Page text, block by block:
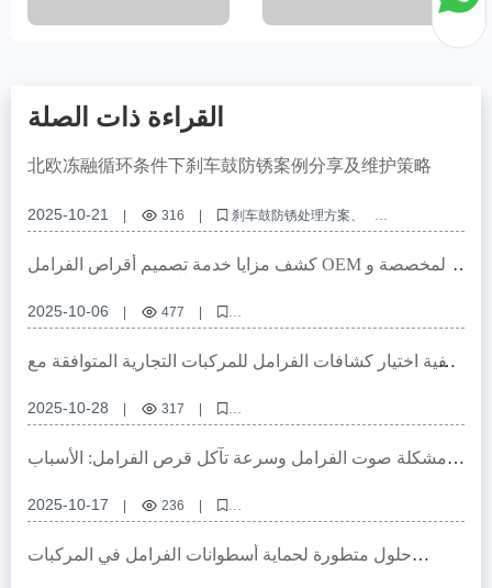
القراءة ذات الصلة
北欧冻融循环条件下刹车鼓防锈案例分享及维护策略
2025-10-21 316
刹车鼓防锈处理方案
北欧冻融环境刹车鼓防护
商用车制动系统防腐技术
刹车鼓防腐维护
冻融循环刹车鼓保护
كشف مزايا خدمة تصميم أقراص الفرامل OEM المخصصة و
2025-10-06 477
توافق أقراص الفرامل، ثقب تحديد عالي الدقة، اعتماد أوروبي E-mark، تصميم
أقراص الفرامل OEM المخصصة، تصميم توافق واجهة نظام الفراغ
كيفية اختيار كشافات الفرامل للمركبات التجارية المتوافقة مع
2025-10-28 317
معايير الاعتماد لكشافات الفرامل للمركبات التجارية، حلول فرامل الشاحنات
الثقيلة، تفاصيل اعتماد E - MARK R90، دليل الامتثال لـ IATF TS16949، مزايا
كشافات الفرامل الخزفية بدون نحاس
مشكلة صوت الفرامل وسرعة تآكل قرص الفرامل: الأسباب
2025-10-17 236
قرص الفرامل، صوت الفرامل، تآكل قرص الفرامل، صيانة الفرامل، تركيب
قرص الفرامل
حلول متطورة لحماية أسطوانات الفرامل في المركبات